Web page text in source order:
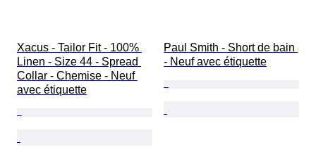
Xacus - Tailor Fit - 100%
Linen - Size 44 - Spread
Collar - Chemise - Neuf
avec étiquette
Paul Smith - Short de bain
- Neuf avec étiquette